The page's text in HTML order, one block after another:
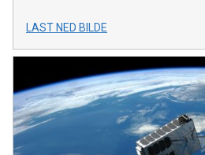
LAST NED BILDE